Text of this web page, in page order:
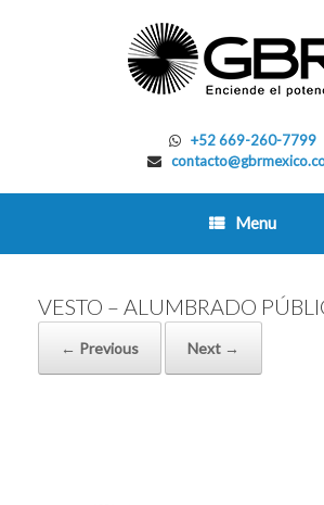
+52 669-260-7799
Menu
VESTO – ALUMBRADO
← Previous Next →